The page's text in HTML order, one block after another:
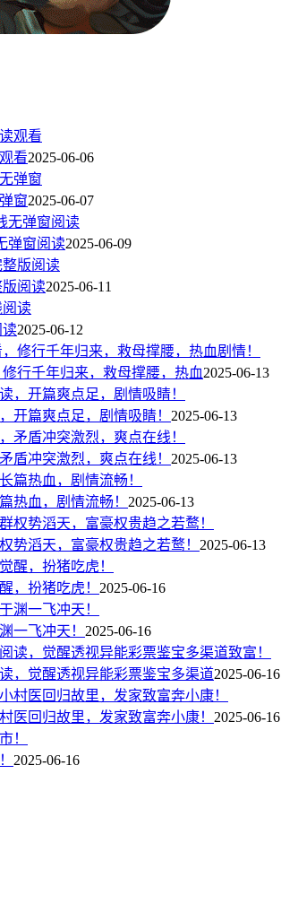
看2025-06-06
窗2025-06-07
弹窗阅读2025-06-09
阅读2025-06-11
读2025-06-12
行千年归来，救母撑腰，热血2025-06-13
开篇爽点足，剧情吸睛！ 2025-06-13
盾冲突激烈，爽点在线！ 2025-06-13
热血，剧情流畅！ 2025-06-13
势滔天，富豪权贵趋之若鹜！ 2025-06-13
，扮猪吃虎！ 2025-06-16
一飞冲天！ 2025-06-16
，觉醒透视异能彩票鉴宝多渠道2025-06-16
医回归故里，发家致富奔小康！ 2025-06-16
2025-06-16